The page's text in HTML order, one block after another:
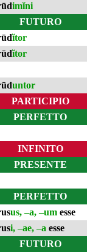
imĭni
FUTURO
ĭtor
ĭtor
untor
PARTICIPIO
PERFETTO
INFINITO
PRESENTE
PERFETTO
us, –a, –um esse
i, –ae, –a esse
FUTURO